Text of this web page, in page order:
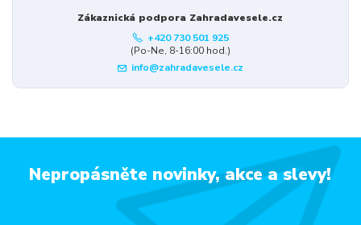
Zákaznická podpora Zahradavesele.cz
+420 730 501 925
(Po-Ne, 8-16:00 hod.)
info@zahradavesele.cz
Nepropásněte novinky, akce a slevy!